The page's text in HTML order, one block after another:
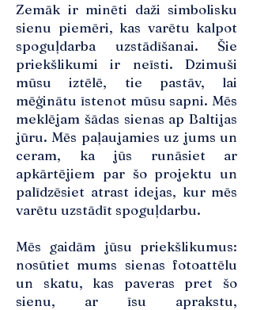
Zemāk ir minēti daži simbolisku
sienu piemēri, kas varētu kalpot
spoguļdarba uzstādīšanai. Šie
priekšlikumi ir neīsti. Dzimuši
mūsu iztēlē, tie pastāv, lai
mēģinātu īstenot mūsu sapni. Mēs
meklējam šādas sienas ap Baltijas
jūru. Mēs paļaujamies uz jums un
ceram, ka jūs runāsiet ar
apkārtējiem par šo projektu un
palīdzēsiet atrast idejas, kur mēs
varētu uzstādīt spoguļdarbu.
Mēs gaidām jūsu priekšlikumus:
nosūtiet mums sienas fotoattēlu
un skatu, kas paveras pret šo
sienu, ar īsu aprakstu,